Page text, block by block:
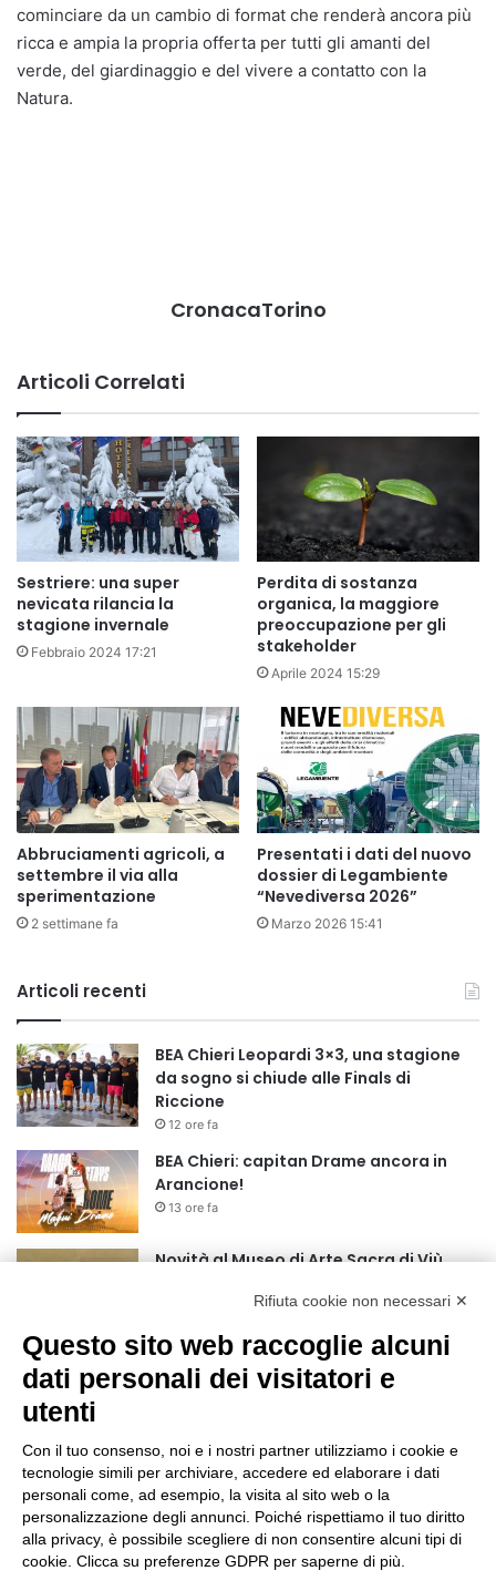
cominciare da un cambio di format che renderà ancora più
ricca e ampia la propria offerta per tutti gli amanti del
verde, del giardinaggio e del vivere a contatto con la
Natura.
CronacaTorino
Articoli Correlati
Sestriere: una super
nevicata rilancia la
stagione invernale
Febbraio 2024 17:21
Perdita di sostanza
organica, la maggiore
preoccupazione per gli
stakeholder
Aprile 2024 15:29
Abbruciamenti agricoli, a
settembre il via alla
sperimentazione
2 settimane fa
Presentati i dati del nuovo
dossier di Legambiente
“Nevediversa 2026”
Marzo 2026 15:41
Articoli recenti
BEA Chieri Leopardi 3×3, una stagione
da sogno si chiude alle Finals di
Riccione
12 ore fa
BEA Chieri: capitan Drame ancora in
Arancione!
13 ore fa
Novità al Museo di Arte Sacra di Viù
Il codice segreto dei neuroni: la
memoria della nascita che costruisce il
Una guida alimentare per affrontare i
giorni più caldi: come idratarsi e cosa
portare in tavola a Ferragosto
20 ore fa
Basket Torino guarda al futuro:
Rifiuta cookie non necessari ✕
Questo sito web raccoglie alcuni
dati personali dei visitatori e
utenti
Con il tuo consenso, noi e i nostri partner utilizziamo i cookie e
tecnologie simili per archiviare, accedere ed elaborare i dati
personali come, ad esempio, la visita al sito web o la
personalizzazione degli annunci. Poiché rispettiamo il tuo diritto
alla privacy, è possibile scegliere di non consentire alcuni tipi di
cookie. Clicca su preferenze GDPR per saperne di più.